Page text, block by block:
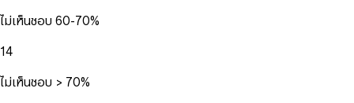
ไม่เห็นชอบ 60-70%
14
ไม่เห็นชอบ > 70%